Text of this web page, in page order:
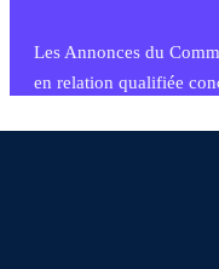
Les Annonces du
en relation qualifiée
commercial et les